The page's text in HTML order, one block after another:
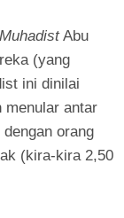
MuhadistAbu
(yang
ini dinilai
menular antar
orang
(kira-kira 2,50